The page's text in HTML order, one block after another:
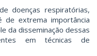
doenças respiratórias,
de extrema importância
da disseminação dessas
em técnicas de